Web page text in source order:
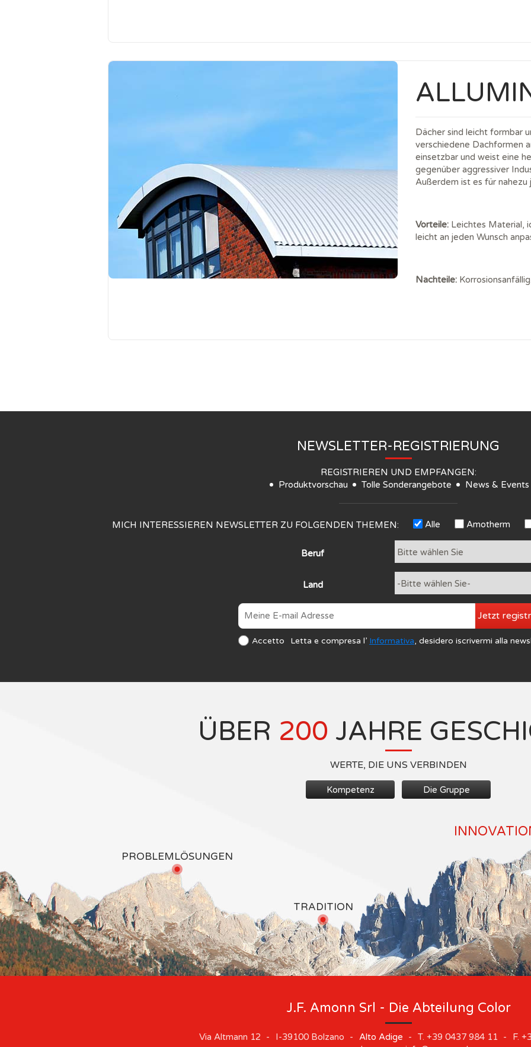
Dächer sind leicht formbar
verschiedene Dachformen
einsetzbar und weist eine
gegenüber aggressiver
Außerdem ist es für
Vorteile: Leichtes Material,
leicht an jeden Wunsch
Nachteile:
NEWSLETTER-REGISTRIERUNG
REGISTRIEREN UND EMPFANGEN:
Produktvorschau
Tolle Sonderangebote News & Events
MICH INTERESSIEREN NEWSLETTER ZU FOLGENDEN THEMEN: Alle Amotherm
Beruf
Land
Accetto Letta e compresa l’ Informativa, desidero iscrivermi alla
Jetzt
ÜBER 200 JAHRE
WERTE, DIE UNS VERBINDEN
Kompetenz Die Gruppe
PROBLEMLÖSUNGEN
TRADITION
J.F. Amonn Srl - Die Abteilung Color
Via Altmann 12 - I-39100 Bolzano - Alto Adige - T. +39 0437 984 11 - F.